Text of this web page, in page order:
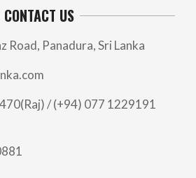
CONTACT US
Road, Panadura, Sri Lanka
/ (+94) 077 1229191